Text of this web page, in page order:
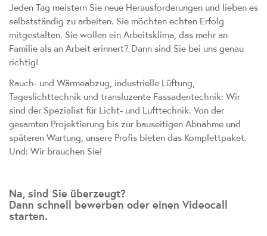
Jeden Tag meistern Sie neue Herausforderungen und lieben es
selbstständig zu arbeiten. Sie möchten echten Erfolg
mitgestalten. Sie wollen ein Arbeitsklima, das mehr an
Familie als an Arbeit erinnert? Dann sind Sie bei uns genau
richtig!
Rauch- und Wärmeabzug, industrielle Lüftung,
Tageslichttechnik und transluzente Fassadentechnik: Wir
sind der Spezialist für Licht- und Lufttechnik. Von der
gesamten Projektierung bis zur bauseitigen Abnahme und
späteren Wartung, unsere Profis bieten das Komplettpaket.
Und: Wir brauchen Sie!
Na, sind Sie überzeugt?
Dann schnell bewerben oder einen Videocall
starten.